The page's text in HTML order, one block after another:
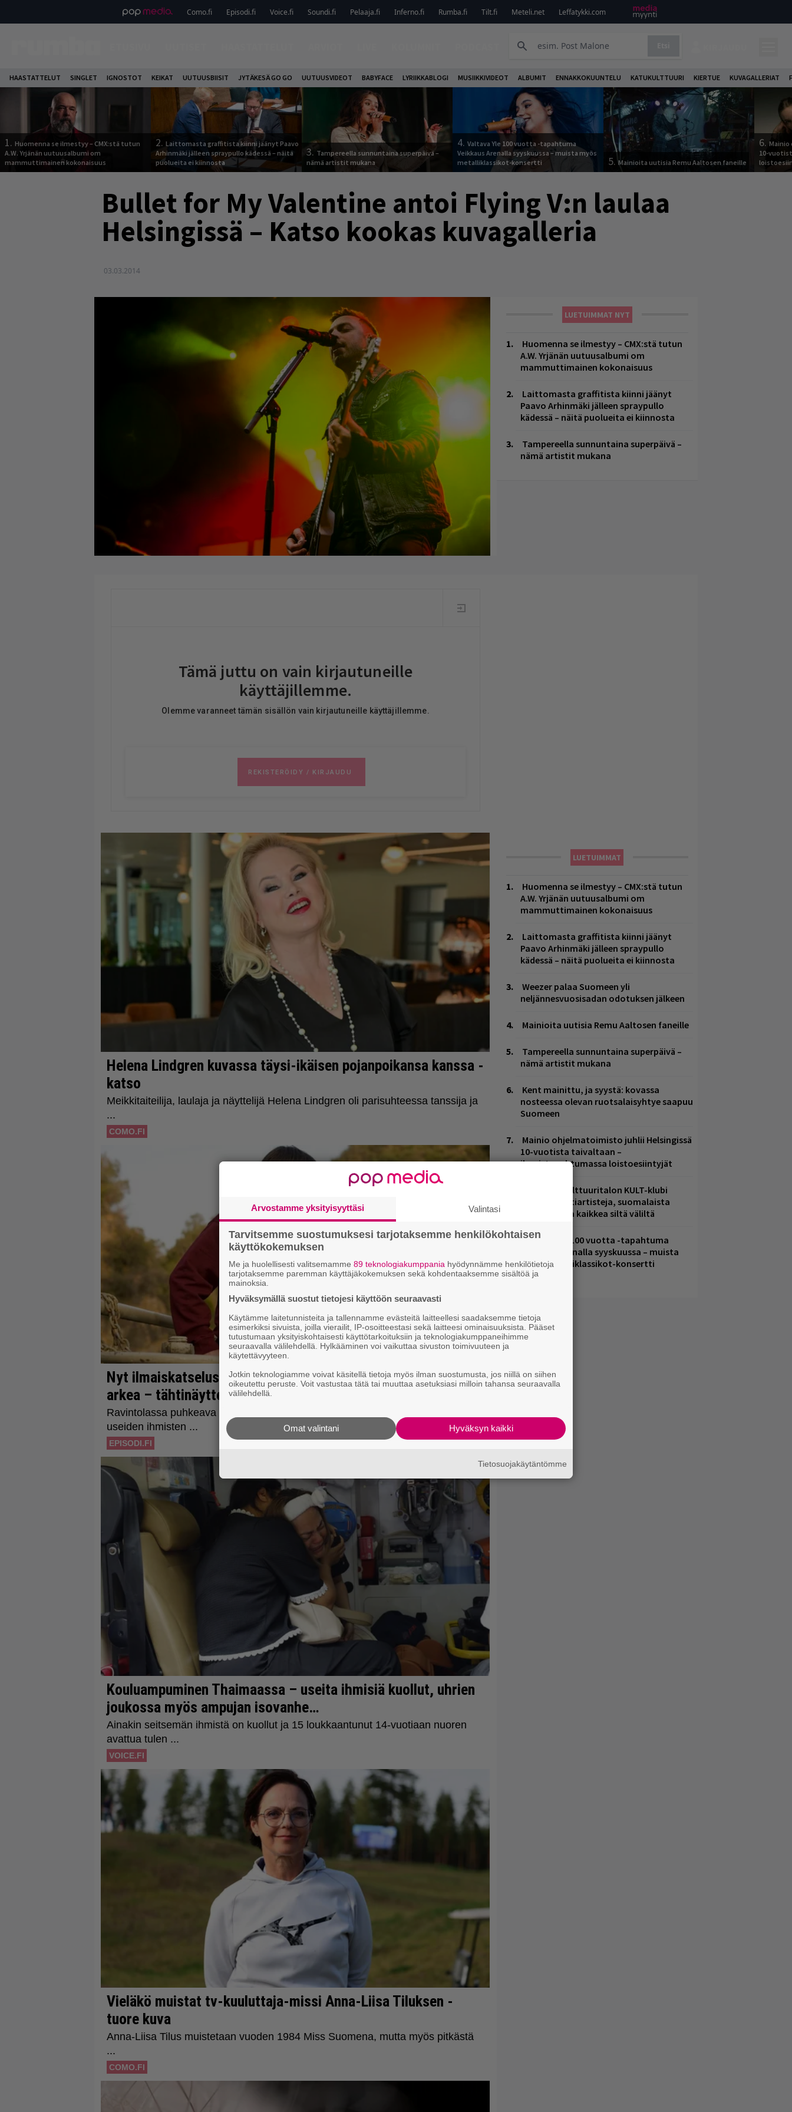
Como.fi Episodi.fi Voice.fi Soundi.fi Pelaaja.fi Inferno.fi Rumba.fi Tilt.fi Meteli.net Leffatykki.com
HAASTATTELUT SINGLET IGNOSTOT KEIKAT UUTUUSBIISIT JYTÄKESÄ GO GO UUTUUSVIDEOT BABYFACE LYRIIKKABLOGI MUSIIKKIVIDEOT ALBUMIT ENNAKKOKUUNTELU KATUKULTTUURI KIERTUE KUVAGALLERIAT
1. Huomenna se ilmestyy – CMX:stä tutun
A.W. Yrjänän uutuusalbumi om
mammuttimainen kokonaisuus
2. Laittomasta graffitista kiinni jäänyt Paavo
Arhinmäki jälleen spraypullo kädessä – näitä
puolueita ei kiinnosta
3. Tampereella sunnuntaina superpäivä –
nämä artistit mukana
4. Valtava Yle 100 vuotta -tapahtuma
Veikkaus Arenalla syyskuussa – muista myös
metalliklassikot-konsertti
5.Mainioita uutisia Remu Aaltosen faneille
6.
10-
Bullet for My Valentine antoi Flying V:n laulaa
Helsingissä – Katso kookas kuvagalleria
03.03.2014
LUETUIMMAT NYT
Huomenna se ilmestyy – CMX:stä tutun
A.W. Yrjänän uutuusalbumi om
mammuttimainen kokonaisuus
Laittomasta graffitista kiinni jäänyt
Paavo Arhinmäki jälleen spraypullo
kädessä – näitä puolueita ei kiinnosta
Tampereella sunnuntaina superpäivä –
nämä artistit mukana
LUETUIMMAT
Huomenna se ilmestyy – CMX:stä tutun
A.W. Yrjänän uutuusalbumi om
mammuttimainen kokonaisuus
Laittomasta graffitista kiinni jäänyt
Paavo Arhinmäki jälleen spraypullo
kädessä – näitä puolueita ei kiinnosta
Weezer palaa Suomeen yli
neljännesvuosisadan odotuksen jälkeen
Mainioita uutisia Remu Aaltosen faneille
Tampereella sunnuntaina superpäivä –
nämä artistit mukana
Kent mainittu, ja syystä: kovassa
nosteessa olevan ruotsalaisyhtye saapuu
Suomeen
Mainio ohjelmatoimisto juhlii Helsingissä
10-vuotista taivaltaan –
ilmaistapahtumassa loistoesiintyjät
Helsingin Kulttuuritalon KULT-klubi
tarjoaa kulttiartisteja, suomalaista
osaamista ja kaikkea siltä väliltä
Valtava Yle 100 vuotta -tapahtuma
Veikkaus Arenalla syyskuussa – muista
myös metalliklassikot-konsertti
Arvostamme yksityisyyttäsi Valintasi
Tarvitsemme suostumuksesi tarjotaksemme henkilökohtaisen
käyttökokemuksen
Me ja huolellisesti valitsemamme 89 teknologiakumppania hyödynnämme henkilötietoja
tarjotaksemme paremman käyttäjäkokemuksen sekä kohdentaaksemme sisältöä ja
mainoksia.
Hyväksymällä suostut tietojesi käyttöön seuraavasti
Käytämme laitetunnisteita ja tallennamme evästeitä laitteellesi saadaksemme tietoja
esimerkiksi sivuista, joilla vierailit, IP-osoitteestasi sekä laitteesi ominaisuuksista. Pääset
tutustumaan yksityiskohtaisesti käyttötarkoituksiin ja teknologiakumppaneihimme
seuraavalla välilehdellä. Hylkääminen voi vaikuttaa sivuston toimivuuteen ja
käytettävyyteen.
Jotkin teknologiamme voivat käsitellä tietoja myös ilman suostumusta, jos niillä on siihen
oikeutettu peruste. Voit vastustaa tätä tai muuttaa asetuksiasi milloin tahansa seuraavalla
välilehdellä.
Hyväksyn kaikki
Omat valintani
Tietosuojakäytäntömme